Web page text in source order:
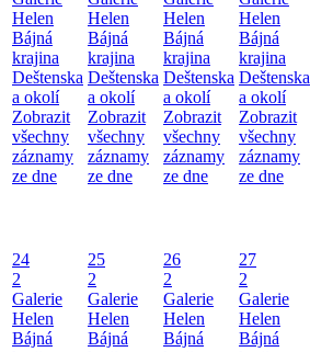
Helen
Bájná
krajina
Deštenska
a okolí
Zobrazit
všechny
záznamy
ze dne
Helen
Bájná
krajina
Deštenska
a okolí
Zobrazit
všechny
záznamy
ze dne
Helen
Bájná
krajina
Deštenska
a okolí
Zobrazit
všechny
záznamy
ze dne
Helen
Bájná
krajina
Deštenska
a okolí
Zobrazit
všechny
záznamy
ze dne
24
2
Galerie
Helen
Bájná
25
2
Galerie
Helen
Bájná
26
2
Galerie
Helen
Bájná
27
2
Galerie
Helen
Bájná